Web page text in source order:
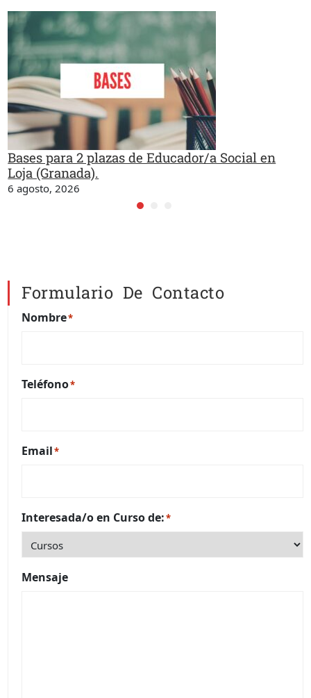
Bases para 2 plazas de Educador/a Social en
Loja (Granada).
6 agosto, 2026
Formulario De Contacto
Nombre*
Teléfono*
Email*
Interesada/o en Curso de:*
Mensaje